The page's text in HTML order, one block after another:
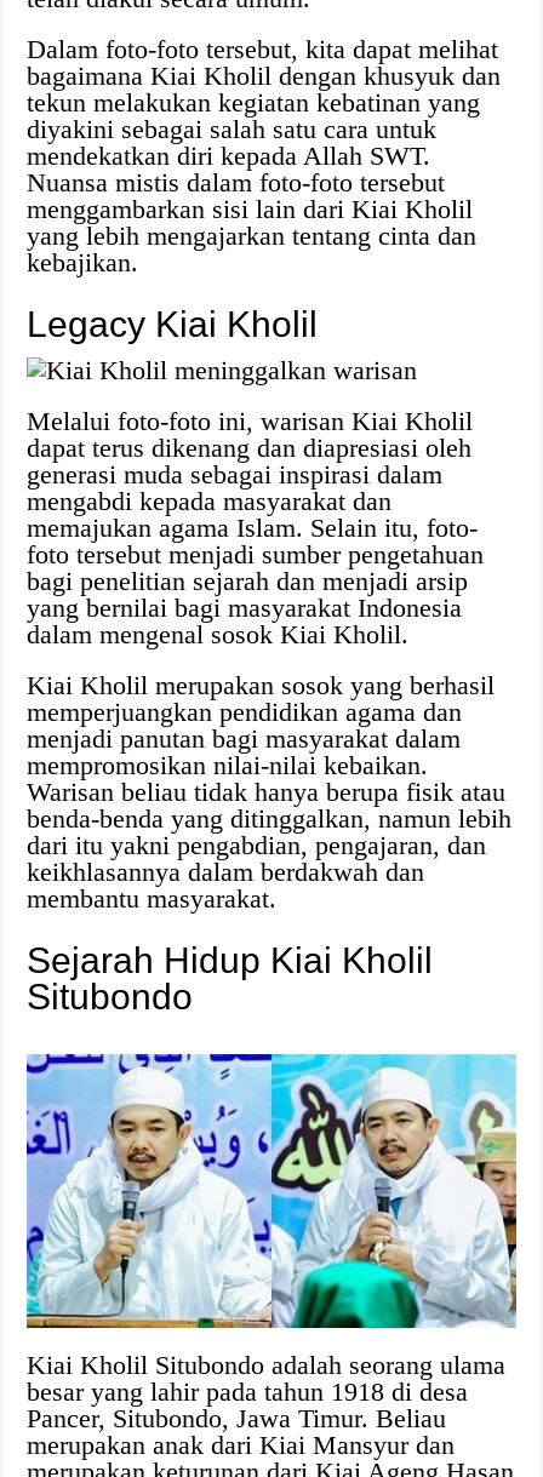
Dalam foto-foto tersebut, kita dapat melihat
bagaimana Kiai Kholil dengan khusyuk dan
tekun melakukan kegiatan kebatinan yang
diyakini sebagai salah satu cara untuk
mendekatkan diri kepada Allah SWT.
Nuansa mistis dalam foto-foto tersebut
menggambarkan sisi lain dari Kiai Kholil
yang lebih mengajarkan tentang cinta dan
kebajikan.
Legacy Kiai Kholil
Melalui foto-foto ini, warisan Kiai Kholil
dapat terus dikenang dan diapresiasi oleh
generasi muda sebagai inspirasi dalam
mengabdi kepada masyarakat dan
memajukan agama Islam. Selain itu, foto-
foto tersebut menjadi sumber pengetahuan
bagi penelitian sejarah dan menjadi arsip
yang bernilai bagi masyarakat Indonesia
dalam mengenal sosok Kiai Kholil.
Kiai Kholil merupakan sosok yang berhasil
memperjuangkan pendidikan agama dan
menjadi panutan bagi masyarakat dalam
mempromosikan nilai-nilai kebaikan.
Warisan beliau tidak hanya berupa fisik atau
benda-benda yang ditinggalkan, namun lebih
dari itu yakni pengabdian, pengajaran, dan
keikhlasannya dalam berdakwah dan
membantu masyarakat.
Sejarah Hidup Kiai Kholil
Situbondo
Kiai Kholil Situbondo adalah seorang ulama
besar yang lahir pada tahun 1918 di desa
Pancer, Situbondo, Jawa Timur. Beliau
merupakan anak dari Kiai Mansyur dan